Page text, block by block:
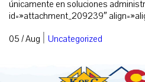
únicamente en soluciones
id=»attachment_209239″
05 / Aug | Uncategorized